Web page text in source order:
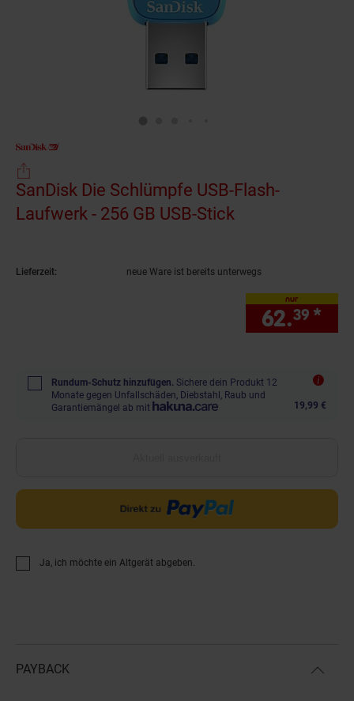
SanDisk Die Schlümpfe USB-Flash-
Laufwerk - 256 GB USB-Stick
Lieferzeit: neue Ware ist bereits unterwegs
nur
62.39 *
Rundum-Schutz hinzufügen. Sichere dein Produkt 12
Monate gegen Unfallschäden, Diebstahl, Raub und
Garantiemängel ab mit
19,99 €
Ja, ich möchte ein Altgerät abgeben.
PAYBACK